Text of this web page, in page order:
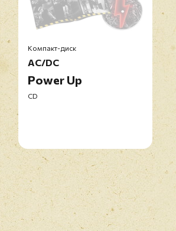
Компакт-диск
AC/DC
Power Up
CD